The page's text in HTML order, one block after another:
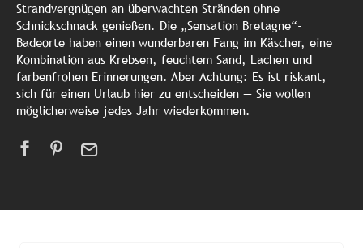
Strandvergnügen an überwachten Stränden ohne
Schnickschnack genießen. Die „Sensation Bretagne“-
Badeorte haben einen wunderbaren Fang im Käscher, eine
Kombination aus Krebsen, feuchtem Sand, Lachen und
farbenfrohen Erinnerungen. Aber Achtung: Es ist riskant,
sich für einen Urlaub hier zu entscheiden — Sie wollen
möglicherweise jedes Jahr wiederkommen.